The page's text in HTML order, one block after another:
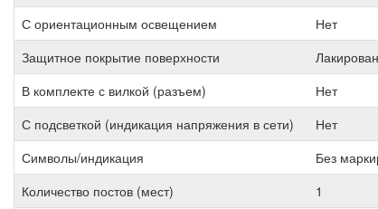
С ориентационным освещением
Нет
Защитное покрытие поверхности
В комплекте с вилкой (разъем)
Нет
С подсветкой (индикация напряжения в сети)
Нет
Символы/индикация
Без
Количество постов (мест)
1